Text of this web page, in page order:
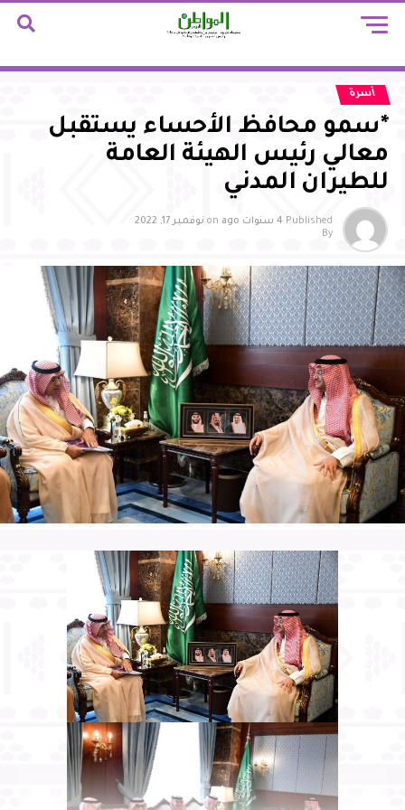
أسرة
*سمو محافظ الأحساء يستقبل
معالي رئيس الهيئة العامة
للطيران المدني
Published 4 سنوات ago on نوفمبر 17, 2022
By